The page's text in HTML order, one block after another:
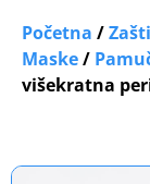
Početna /
Maske/
višekratna